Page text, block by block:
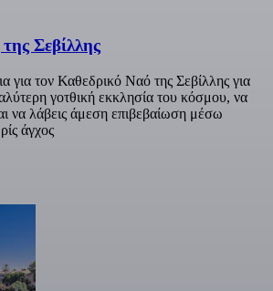
Σεβίλλης
για τον Καθεδρικό Ναό της Σεβίλλης για
γοτθική εκκλησία του κόσμου, να
να λάβεις άμεση επιβεβαίωση μέσω
άγχος